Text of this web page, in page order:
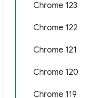
Chrome 123
Chrome 122
Chrome 121
Chrome 120
Chrome 119